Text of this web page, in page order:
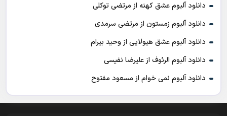
دانلود آلبوم عشق کهنه از مرتضی توکلی
دانلود آلبوم زمستون از مرتضی سرمدی
دانلود آلبوم عشق هیولایی از وحید بیرام
دانلود آلبوم الرئوف از علیرضا نفیسی
دانلود آلبوم نمی خوام از مسعود مفتوح